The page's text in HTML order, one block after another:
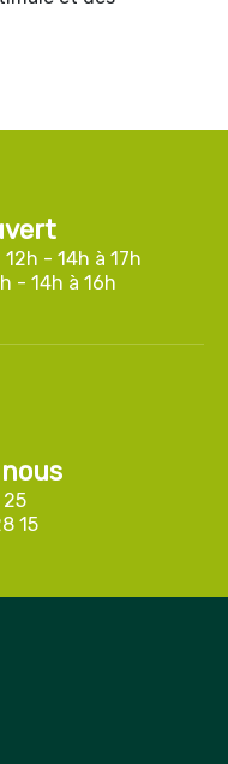
- 14h à 17h
- 14h à 16h
15